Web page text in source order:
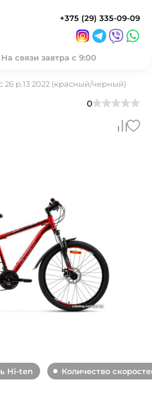
+375 (29) 335-09-09
связи завтра с 9:00
26 р.13 2022 (красный/черный)
0
Hi-ten Количество